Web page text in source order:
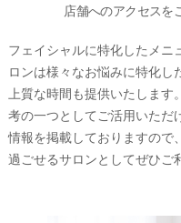
店舗へのアクセスを
フェイシャルに特化したメニ
ロンは様々なお悩みに特化
上質な時間も提供いたします
考の一つとしてご活用いただ
情報を掲載しておりますので
過ごせるサロンとしてぜひご